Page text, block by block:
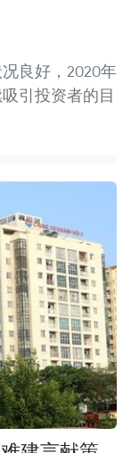
良好，2020年
引投资者的目